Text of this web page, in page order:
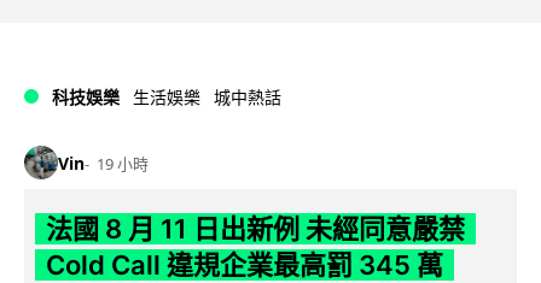
科技娛樂 生活娛樂 城中熱話
Vin 19 小時
法國 8 月 11 日出新例 未經同意嚴禁
Cold Call 違規企業最高罰 345 萬